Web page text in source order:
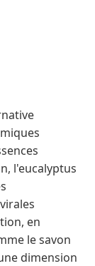
l'eucalyptus
en
le savon
dimension